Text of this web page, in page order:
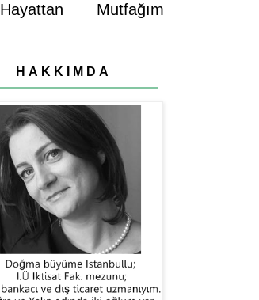
Hayattan Mutfağım
HAKKIMDA